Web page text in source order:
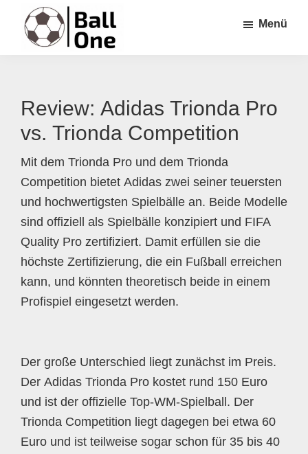
Inhalt
springen
Seitenspalte
springen
Fußzeile
springen
Menü
Review: Adidas Trionda Pro
vs. Trionda Competition
Mit dem Trionda Pro und dem Trionda
Competition bietet Adidas zwei seiner teuersten
und hochwertigsten Spielbälle an. Beide Modelle
sind offiziell als Spielbälle konzipiert und FIFA
Quality Pro zertifiziert. Damit erfüllen sie die
höchste Zertifizierung, die ein Fußball erreichen
kann, und könnten theoretisch beide in einem
Profispiel eingesetzt werden.
Der große Unterschied liegt zunächst im Preis.
Der Adidas Trionda Pro kostet rund 150 Euro
und ist der offizielle Top-WM-Spielball. Der
Trionda Competition liegt dagegen bei etwa 60
Euro und ist teilweise sogar schon für 35 bis 40